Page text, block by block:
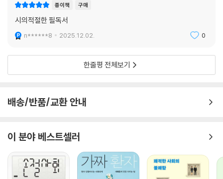
종이책 구매
시의적절한 필독서
n******8 2025.12.02. 0
한줄평 전체보기
배송/반품/교환 안내
이 분야 베스트셀러